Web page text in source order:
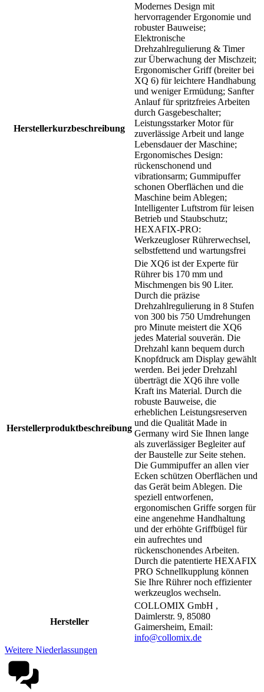
Herstellerkurzbeschreibung
Modernes Design mit
hervorragender Ergonomie und
robuster Bauweise;
Elektronische
Drehzahlregulierung & Timer
zur Überwachung der Mischzeit;
Ergonomischer Griff (breiter bei
XQ 6) für leichtere Handhabung
und weniger Ermüdung; Sanfter
Anlauf für spritzfreies Arbeiten
durch Gasgebeschalter;
Leistungsstarker Motor für
zuverlässige Arbeit und lange
Lebensdauer der Maschine;
Ergonomisches Design:
rückenschonend und
vibrationsarm; Gummipuffer
schonen Oberflächen und die
Maschine beim Ablegen;
Intelligenter Luftstrom für leisen
Betrieb und Staubschutz;
HEXAFIX-PRO:
Werkzeugloser Rührerwechsel,
selbstfettend und wartungsfrei
Herstellerproduktbeschreibung
Die XQ6 ist der Experte für
Rührer bis 170 mm und
Mischmengen bis 90 Liter.
Durch die präzise
Drehzahlregulierung in 8 Stufen
von 300 bis 750 Umdrehungen
pro Minute meistert die XQ6
jedes Material souverän. Die
Drehzahl kann bequem durch
Knopfdruck am Display gewählt
werden. Bei jeder Drehzahl
überträgt die XQ6 ihre volle
Kraft ins Material. Durch die
robuste Bauweise, die
erheblichen Leistungsreserven
und die Qualität Made in
Germany wird Sie Ihnen lange
als zuverlässiger Begleiter auf
der Baustelle zur Seite stehen.
Die Gummipuffer an allen vier
Ecken schützen Oberflächen und
das Gerät beim Ablegen. Die
speziell entworfenen,
ergonomischen Griffe sorgen für
eine angenehme Handhaltung
und der erhöhte Griffbügel für
ein aufrechtes und
rückenschonendes Arbeiten.
Durch die patentierte HEXAFIX
PRO Schnellkupplung können
Sie Ihre Rührer noch effizienter
werkzeuglos wechseln.
Hersteller
COLLOMIX GmbH ,
Daimlerstr. 9, 85080
Gaimersheim, Email:
info@collomix.de
Weitere Niederlassungen